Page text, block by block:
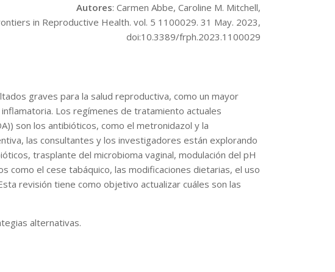
Autores: Carmen Abbe, Caroline M. Mitchell,
in Reproductive Health. vol. 5 1100029. 31 May. 2023,
doi:10.3389/frph.2023.1100029
graves para la salud reproductiva, como un mayor
Los regímenes de tratamiento actuales
son los antibióticos, como el metronidazol y la
las consultantes y los investigadores están explorando
trasplante del microbioma vaginal, modulación del pH
como el cese tabáquico, las modificaciones dietarias, el uso
revisión tiene como objetivo actualizar cuáles son las
alternativas.